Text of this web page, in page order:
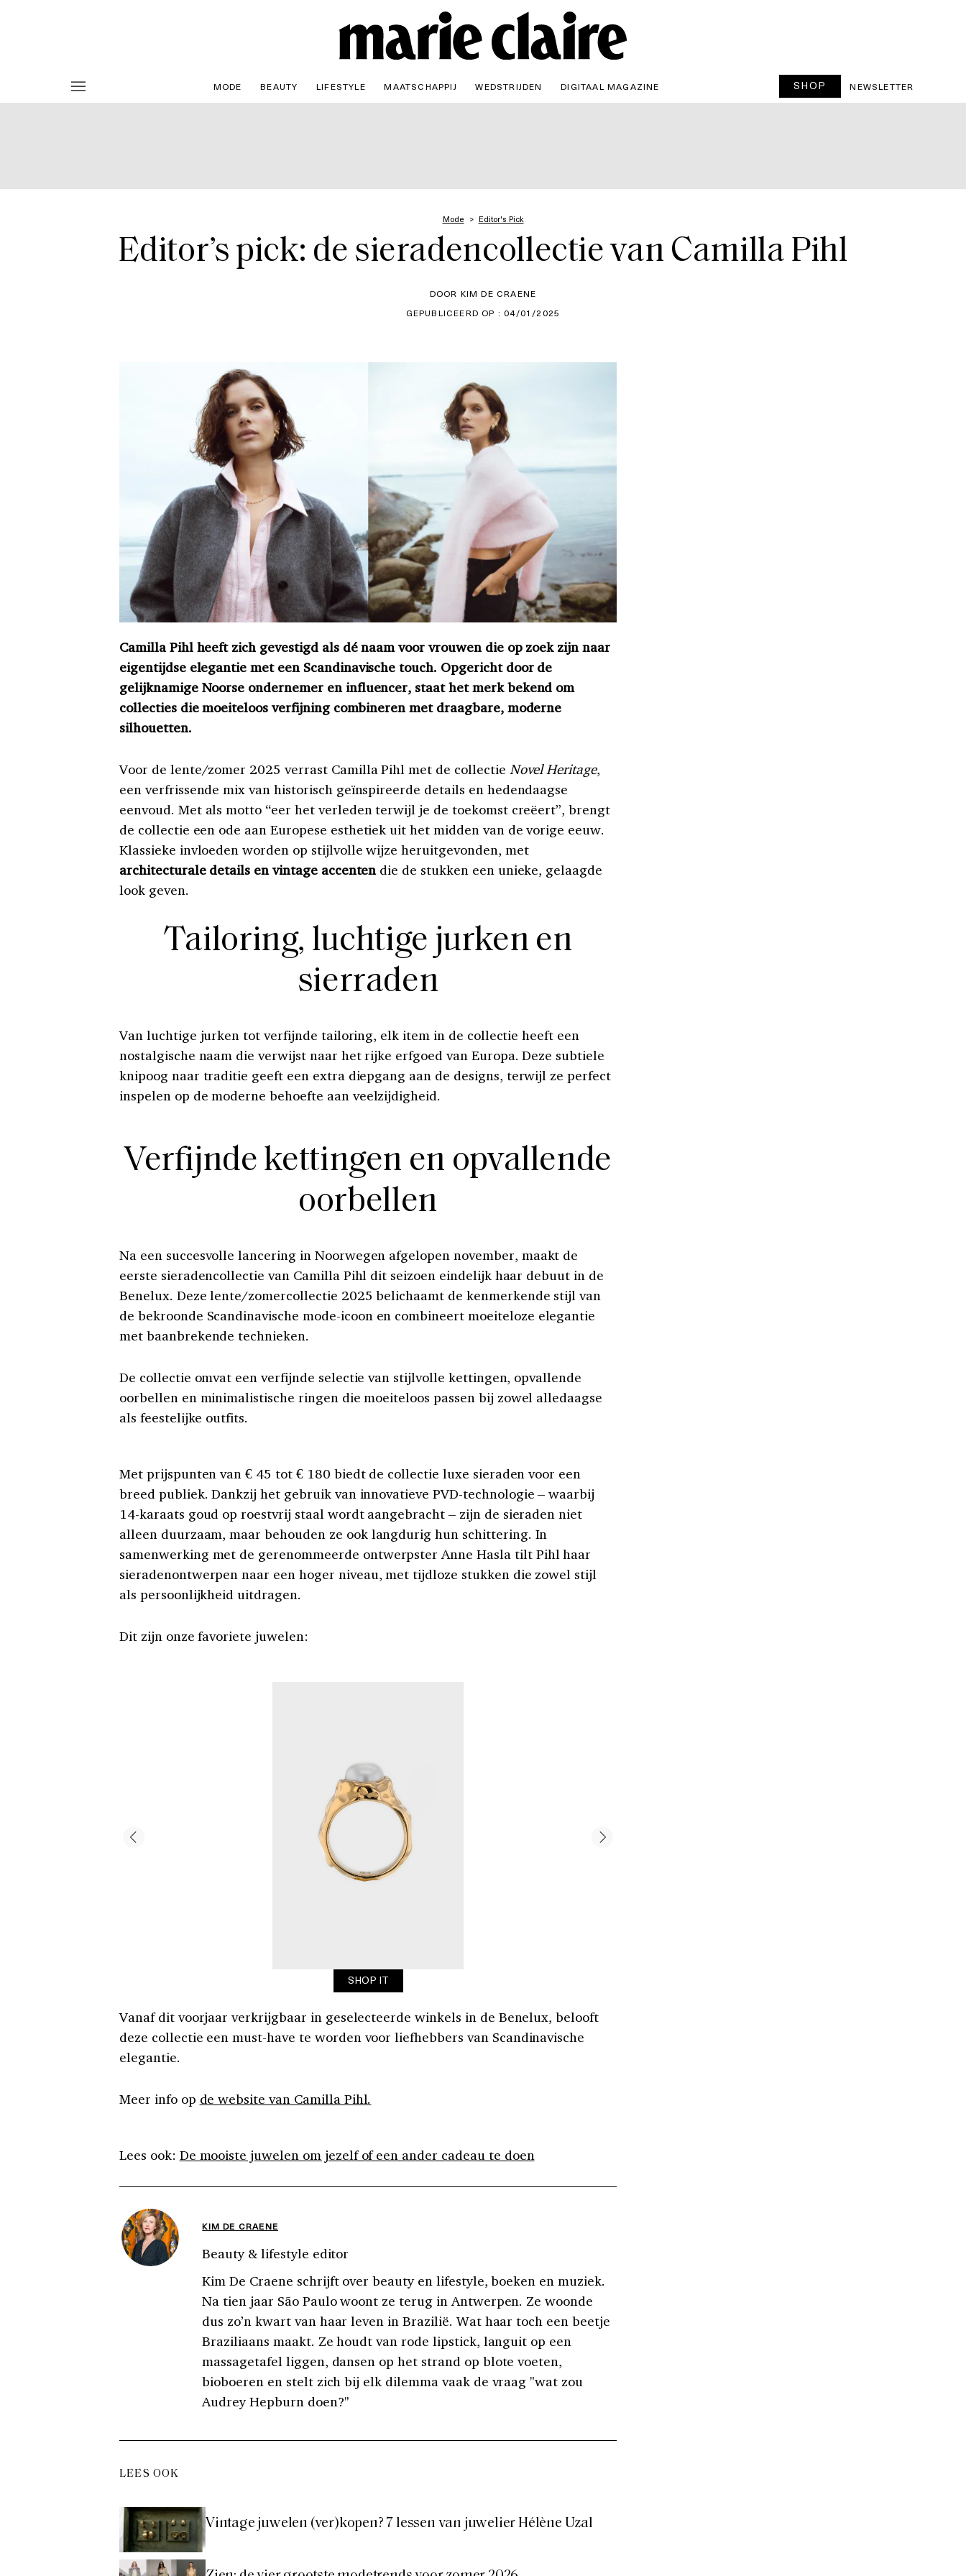
MODE BEAUTY LIFESTYLE MAATSCHAPPIJ WEDSTRIJDEN DIGITAAL MAGAZINE SHOP NEWSLETTER
Mode Editor's Pick
Editor’s pick: de sieradencollectie van Camilla Pihl
DOOR KIM DE CRAENE
GEPUBLICEERD OP : 04/01/2025
Camilla Pihl heeft zich gevestigd als dé naam voor vrouwen die op zoek zijn naar
eigentijdse elegantie met een Scandinavische touch. Opgericht door de
gelijknamige Noorse ondernemer en influencer, staat het merk bekend om
collecties die moeiteloos verfijning combineren met draagbare, moderne
silhouetten.
Voor de lente/zomer 2025 verrast Camilla Pihl met de collectie Novel Heritage,
een verfrissende mix van historisch geïnspireerde details en hedendaagse
eenvoud. Met als motto “eer het verleden terwijl je de toekomst creëert”, brengt
de collectie een ode aan Europese esthetiek uit het midden van de vorige eeuw.
Klassieke invloeden worden op stijlvolle wijze heruitgevonden, met
architecturale details en vintage accentendie de stukken een unieke, gelaagde
look geven.
Tailoring, luchtige jurken en
sierraden
Van luchtige jurken tot verfijnde tailoring, elk item in de collectie heeft een
nostalgische naam die verwijst naar het rijke erfgoed van Europa. Deze subtiele
knipoog naar traditie geeft een extra diepgang aan de designs, terwijl ze perfect
inspelen op de moderne behoefte aan veelzijdigheid.
Verfijnde kettingen en opvallende
oorbellen
Na een succesvolle lancering in Noorwegen afgelopen november, maakt de
eerste sieradencollectie van Camilla Pihl dit seizoen eindelijk haar debuut in de
Benelux. Deze lente/zomercollectie 2025 belichaamt de kenmerkende stijl van
de bekroonde Scandinavische mode-icoon en combineert moeiteloze elegantie
met baanbrekende technieken.
De collectie omvat een verfijnde selectie van stijlvolle kettingen, opvallende
oorbellen en minimalistische ringen die moeiteloos passen bij zowel alledaagse
als feestelijke outfits.
Met prijspunten van € 45 tot € 180 biedt de collectie luxe sieraden voor een
breed publiek. Dankzij het gebruik van innovatieve PVD-technologie – waarbij
14-karaats goud op roestvrij staal wordt aangebracht – zijn de sieraden niet
alleen duurzaam, maar behouden ze ook langdurig hun schittering. In
samenwerking met de gerenommeerde ontwerpster Anne Hasla tilt Pihl haar
sieradenontwerpen naar een hoger niveau, met tijdloze stukken die zowel stijl
als persoonlijkheid uitdragen.
Dit zijn onze favoriete juwelen:
SHOP IT
Vanaf dit voorjaar verkrijgbaar in geselecteerde winkels in de Benelux, belooft
deze collectie een must-have te worden voor liefhebbers van Scandinavische
elegantie.
Meer info op de website van Camilla Pihl.
Lees ook: De mooiste juwelen om jezelf of een ander cadeau te doen
KIM DE CRAENE
Beauty & lifestyle editor
Kim De Craene schrijft over beauty en lifestyle, boeken en muziek.
Na tien jaar São Paulo woont ze terug in Antwerpen. Ze woonde
dus zo’n kwart van haar leven in Brazilië. Wat haar toch een beetje
Braziliaans maakt. Ze houdt van rode lipstick, languit op een
massagetafel liggen, dansen op het strand op blote voeten,
bioboeren en stelt zich bij elk dilemma vaak de vraag "wat zou
Audrey Hepburn doen?"
LEES OOK
Vintage juwelen (ver)kopen? 7 lessen van juwelier Hélène Uzal